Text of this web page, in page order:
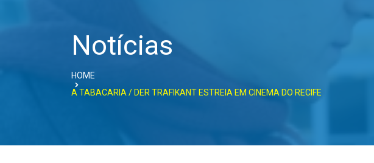
Notícias
HOME
A TABACARIA / DER TRAFIKANT ESTREIA EM CINEMA DO RECIFE